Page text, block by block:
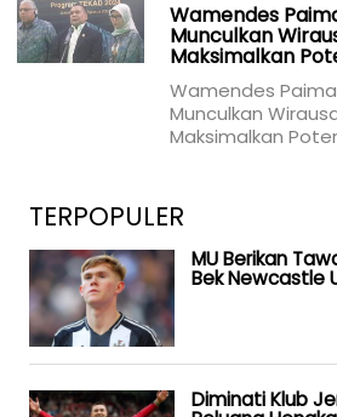
Wamendes
Munculkan
Maksimalkan
Wamendes
Munculkan
Maksimalkan
TERPOPULER
MU Berikan
Bek Newcastle
Diminati Klub